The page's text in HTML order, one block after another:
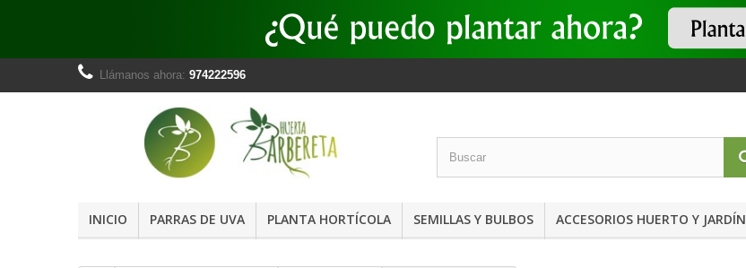
Llámanos ahora: 974222596
INICIO PARRAS DE UVA PLANTA HORTÍCOLA SEMILLAS Y BULBOS ACCESORIOS HUERTO Y JARDÍN